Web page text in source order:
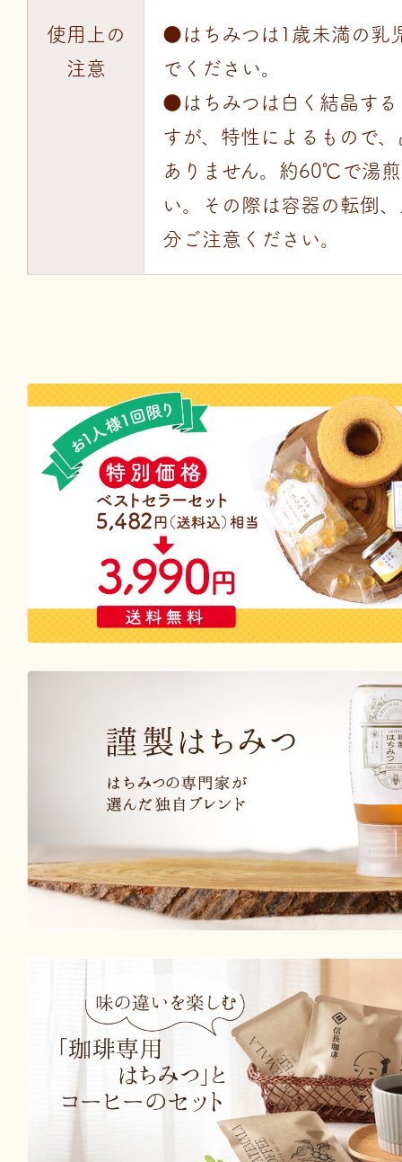
使用上の
注意
●はちみつは1歳未満の乳
でください。
●はちみつは白く結晶する
すが、特性によるもので
ありません。約60℃で湯
い。その際は容器の転倒
分ご注意ください。